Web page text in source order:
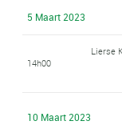
5 Maart 2023
14h00
Lierse
10 Maart 2023